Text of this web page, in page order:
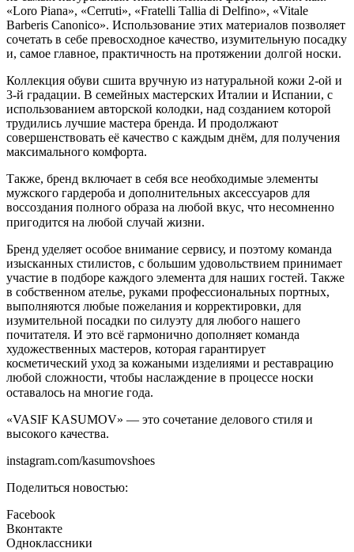
«Loro Piana», «Cerruti», «Fratelli Tallia di Delfino», «Vitale
Barberis Canonico». Использование этих материалов позволяет
сочетать в себе превосходное качество, изумительную посадку
и, самое главное, практичность на протяжении долгой носки.
Коллекция обуви сшита вручную из натуральной кожи 2-ой и
3-й градации. В семейных мастерских Италии и Испании, с
использованием авторской колодки, над созданием которой
трудились лучшие мастера бренда. И продолжают
совершенствовать её качество с каждым днём, для получения
максимального комфорта.
Также, бренд включает в себя все необходимые элементы
мужского гардероба и дополнительных аксессуаров для
воссоздания полного образа на любой вкус, что несомненно
пригодится на любой случай жизни.⠀
Бренд уделяет особое внимание сервису, и поэтому команда
изысканных стилистов, с большим удовольствием принимает
участие в подборе каждого элемента для наших гостей. Также
в собственном ателье, руками профессиональных портных,
выполняются любые пожелания и корректировки, для
изумительной посадки по силуэту для любого нашего
почитателя. И это всё гармонично дополняет команда
художественных мастеров, которая гарантирует
косметический уход за кожаными изделиями и реставрацию
любой сложности, чтобы наслаждение в процессе носки
оставалось на многие года.⠀
«VASIF KASUMOV» — это сочетание делового стиля и
высокого качества.
instagram.com/kasumovshoes
Поделиться новостью:
Facebook
Вконтакте
Одноклассники